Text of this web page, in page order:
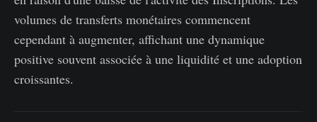
volumes de transferts monétaires commencent
cependant à augmenter, affichant une dynamique
positive souvent associée à une liquidité et une adoption
croissantes.